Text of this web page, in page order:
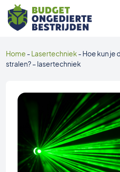
Home - Lasertechniek - Hoe kun je
stralen? – lasertechniek